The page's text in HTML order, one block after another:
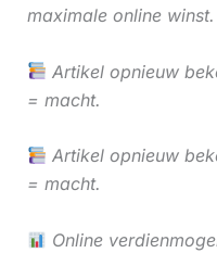
maximale online winst.
Artikel opnieuw
= macht.
Artikel opnieuw
= macht.
Online